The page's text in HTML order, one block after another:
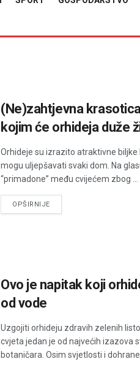
(Ne)zahtjevna
kojim će orhideja duže
Orhideje su izrazito atraktivne
mogu uljepšavati svaki dom. Na
“primadone” među cvijećem zbog ...
OPŠIRNIJEDETAILS
Ovo je napitak koji
od vode
Uzgojiti orhideju zdravih zelenih
cvjeta jedan je od najvećih izazova
botaničara. Osim svjetlosti i